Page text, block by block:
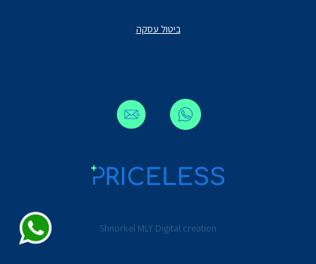
ביטול עסקה
Shnorkel MLY Digital creation